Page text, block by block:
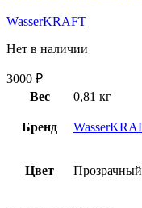
WasserKRAFT
Нет в наличии
3000 ₽
Вес
0,81 кг
Бренд
Цвет Прозрачный